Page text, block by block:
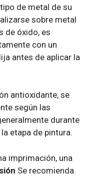
de metal de su
sobre metal
de óxido, es
con un
antes de aplicar la
antioxidante, se
según las
durante
etapa de pintura.
imprimación, una
Se recomienda.